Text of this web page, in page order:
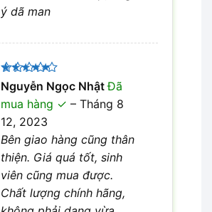
ý dã man
Được xếp
hạng 5
sao
Nguyễn Ngọc NhậtĐã
mua hàng
– Tháng 8
12, 2023
Bên giao hàng cũng thân
thiện. Giá quá tốt, sinh
viên cũng mua được.
Chất lượng chính hãng,